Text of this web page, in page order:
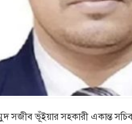
সজীব ভূঁইয়ার সহকারী একান্ত